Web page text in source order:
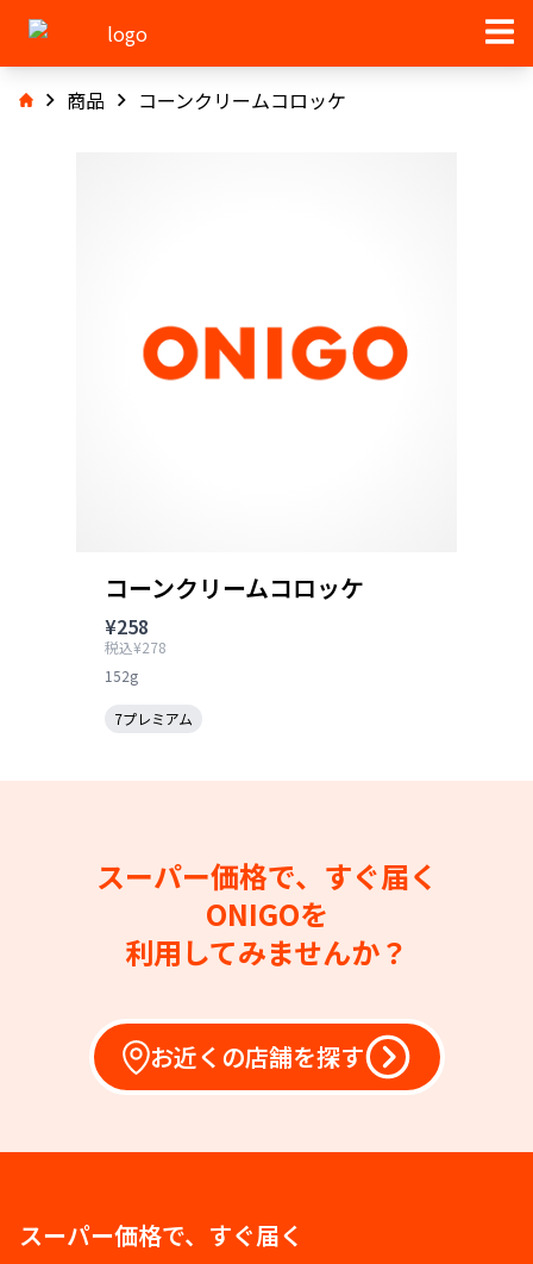
商品 コーンクリームコロッケ
コーンクリームコロッケ
¥258
税込¥278
152g
7プレミアム
スーパー価格で、すぐ届く
ONIGOを
利用してみませんか？
お近くの店舗を探す
スーパー価格で、すぐ届く